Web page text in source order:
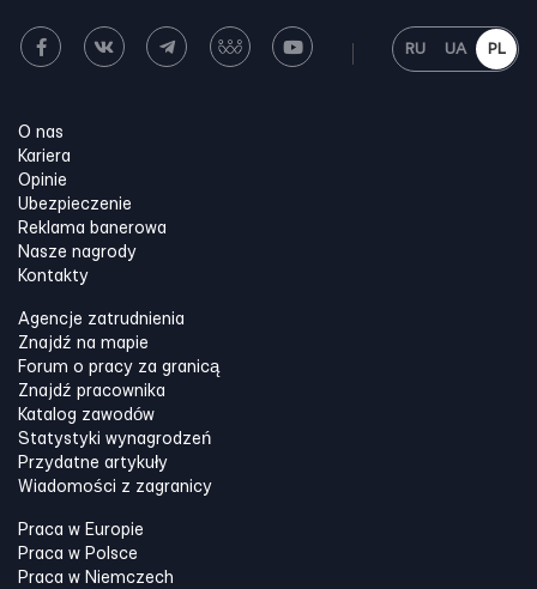
RU UA PL
O nas
Kariera
Opinie
Ubezpieczenie
Reklama banerowa
Nasze nagrody
Kontakty
Agencje zatrudnienia
Znajdź na mapie
Forum o pracy za granicą
Znajdź pracownika
Katalog zawodów
Statystyki wynagrodzeń
Przydatne artykuły
Wiadomości z zagranicy
Praca w Europie
Praca w Polsce
Praca w Niemczech